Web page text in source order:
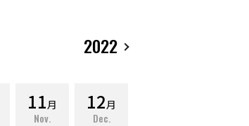
2022
11月
Nov.
12月
Dec.